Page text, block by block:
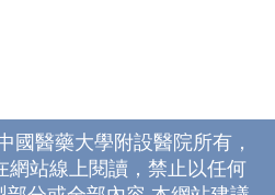
國醫藥大學附設醫院所有，
網站線上閱讀，禁止以任何